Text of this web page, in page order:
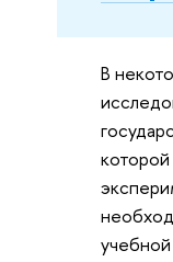
В
учебной